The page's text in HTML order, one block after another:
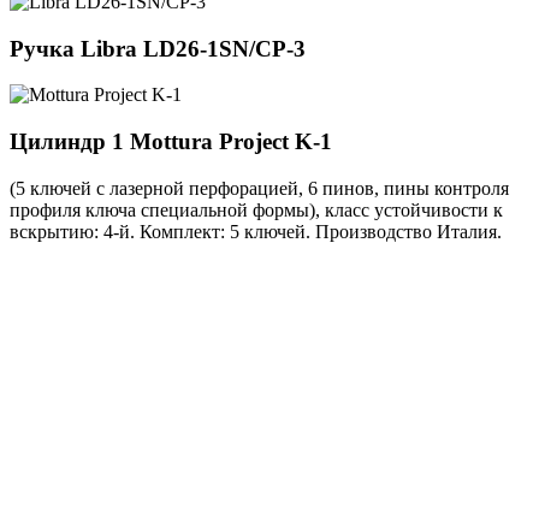
Ручка Libra LD26-1SN/CP-3
Цилиндр 1 Mottura Project K-1
(5 ключей с лазерной перфорацией, 6 пинов, пины контроля
профиля ключа специальной формы), класс устойчивости к
вскрытию: 4-й. Комплект: 5 ключей. Производство Италия.